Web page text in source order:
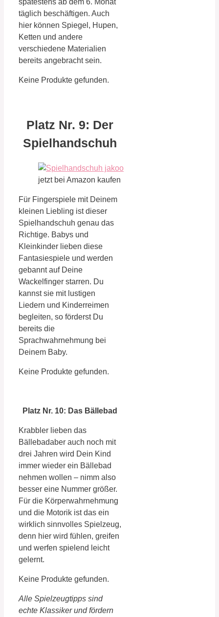
spätestens ab dem 6. Monat
täglich beschäftigen. Auch
hier können Spiegel, Hupen,
Ketten und andere
verschiedene Materialien
bereits angebracht sein.
Keine Produkte gefunden.
Platz Nr. 9: Der
Spielhandschuh
jetzt bei Amazon kaufen
Für Fingerspiele mit Deinem
kleinen Liebling ist dieser
Spielhandschuh genau das
Richtige. Babys und
Kleinkinder lieben diese
Fantasiespiele und werden
gebannt auf Deine
Wackelfinger starren. Du
kannst sie mit lustigen
Liedern und Kinderreimen
begleiten, so förderst Du
bereits die
Sprachwahrnehmung bei
Deinem Baby.
Keine Produkte gefunden.
Platz Nr. 10: Das Bällebad
Krabbler lieben das
Bällebadaber auch noch mit
drei Jahren wird Dein Kind
immer wieder ein Bällebad
nehmen wollen – nimm also
besser eine Nummer größer.
Für die Körperwahrnehmung
und die Motorik ist das ein
wirklich sinnvolles Spielzeug,
denn hier wird fühlen, greifen
und werfen spielend leicht
gelernt.
Keine Produkte gefunden.
Alle Spielzeugtipps sind
echte Klassiker und fördern